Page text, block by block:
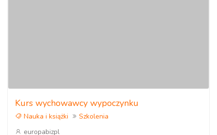
Kurs wychowawcy wypoczynku
Nauka i książki
Szkolenia
europabizpl